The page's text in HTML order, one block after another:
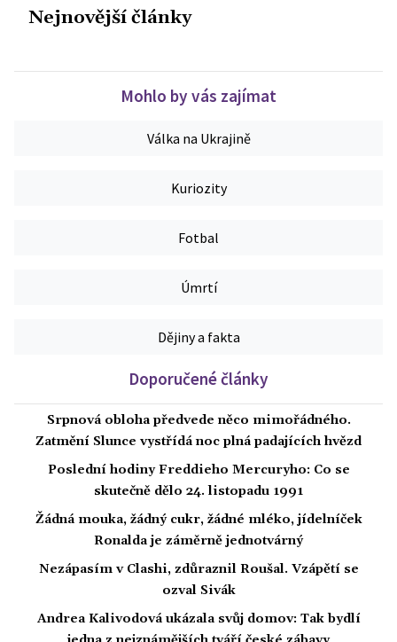
Nejnovější články
Mohlo by vás zajímat
Válka na Ukrajině
Kuriozity
Fotbal
Úmrtí
Dějiny a fakta
Doporučené články
Srpnová obloha předvede něco mimořádného.
Zatmění Slunce vystřídá noc plná padajících hvězd
Poslední hodiny Freddieho Mercuryho: Co se
skutečně dělo 24. listopadu 1991
Žádná mouka, žádný cukr, žádné mléko, jídelníček
Ronalda je záměrně jednotvárný
Nezápasím v Clashi, zdůraznil Roušal. Vzápětí se
ozval Sivák
Andrea Kalivodová ukázala svůj domov: Tak bydlí